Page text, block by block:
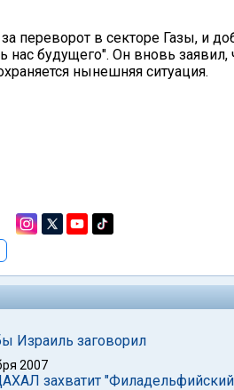
переворот в секторе Газы, и
нас будущего". Он вновь заявил,
нынешняя ситуация.
Израиль заговорил
2007
захватит